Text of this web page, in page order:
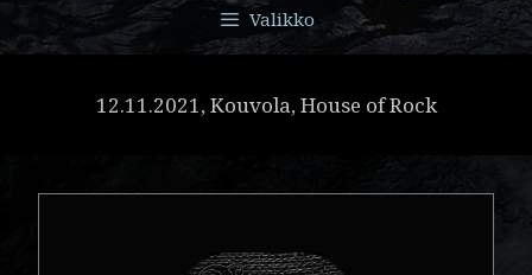
Valikko
12.11.2021, Kouvola, House of Rock